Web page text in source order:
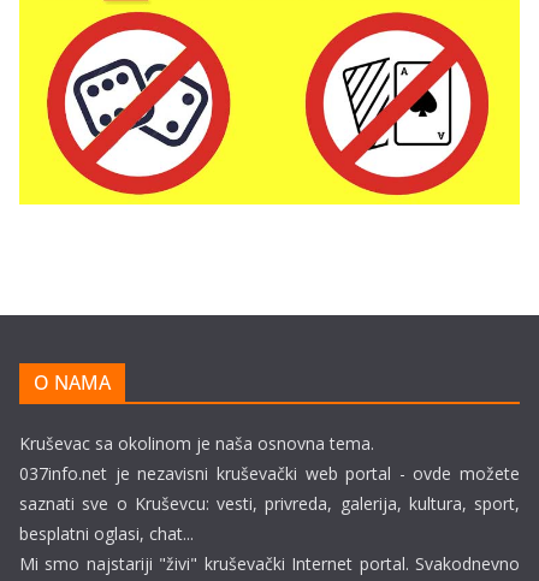
O NAMA
Kruševac sa okolinom je naša osnovna tema.
037info.net je nezavisni kruševački web portal - ovde možete
saznati sve o Kruševcu: vesti, privreda, galerija, kultura, sport,
besplatni oglasi, chat...
Mi smo najstariji "živi" kruševački Internet portal. Svakodnevno